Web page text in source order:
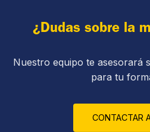
¿Dudas sobre la
Nuestro equipo te asesorará
para tu
CONTACTAR